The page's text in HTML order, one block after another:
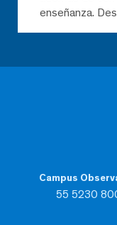
Campus
55 5230
enseñanza.